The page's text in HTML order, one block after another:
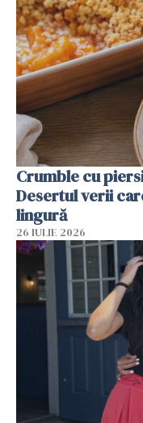
Crumble cu
Desertul verii
lingură
26 IULIE 2026